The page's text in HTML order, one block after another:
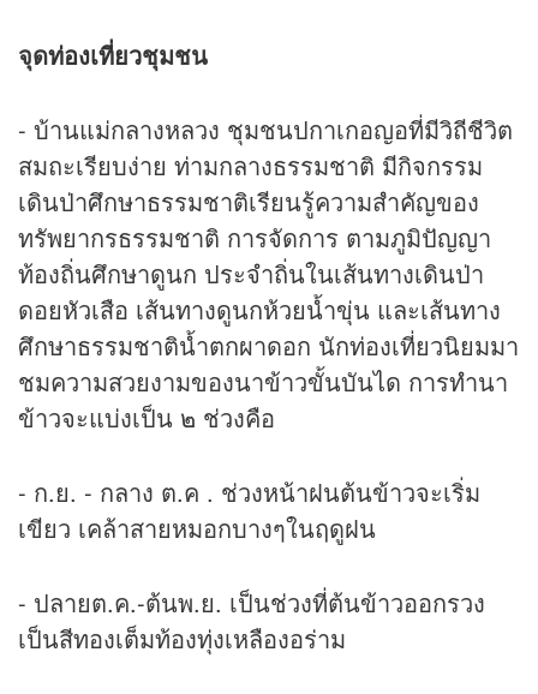
จุดท่องเที่ยวชุมชน
- บ้านแม่กลางหลวง ชุมชนปกาเกอญอที่มีวิถีชีวิต
สมถะเรียบง่าย ท่ามกลางธรรมชาติ มีกิจกรรม
เดินป่าศึกษาธรรมชาติเรียนรู้ความสำคัญของ
ทรัพยากรธรรมชาติ การจัดการ ตามภูมิปัญญา
ท้องถิ่นศึกษาดูนก ประจำถิ่นในเส้นทางเดินป่า
ดอยหัวเสือ เส้นทางดูนกห้วยน้ำขุ่น และเส้นทาง
ศึกษาธรรมชาติน้ำตกผาดอก นักท่องเที่ยวนิยมมา
ชมความสวยงามของนาข้าวขั้นบันได การทำนา
ข้าวจะแบ่งเป็น ๒ ช่วงคือ
- ก.ย. - กลาง ต.ค . ช่วงหน้าฝนต้นข้าวจะเริ่ม
เขียว เคล้าสายหมอกบางๆในฤดูฝน
- ปลายต.ค.-ต้นพ.ย. เป็นช่วงที่ต้นข้าวออกรวง
เป็นสีทองเต็มท้องทุ่งเหลืองอร่าม